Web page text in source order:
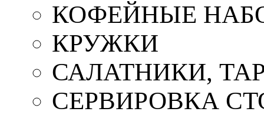
КОФЕЙНЫЕ
КРУЖКИ
САЛАТНИКИ,
СЕРВИРОВКА